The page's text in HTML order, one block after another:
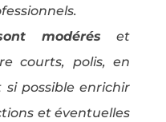
modéréset
courts, polis, en
possible enrichir
et éventuelles